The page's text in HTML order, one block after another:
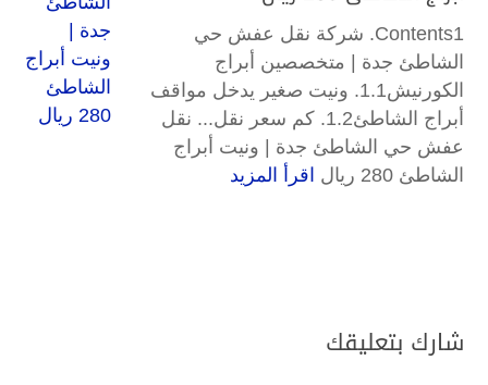
Contents1. شركة نقل عفش حي
الشاطئ جدة | متخصصين أبراج
الكورنيش1.1. ونيت صغير يدخل مواقف
أبراج الشاطئ1.2. كم سعر نقل... نقل
عفش حي الشاطئ جدة | ونيت أبراج
الشاطئ 280 ريال
اقرأ المزيد
شارك بتعليقك